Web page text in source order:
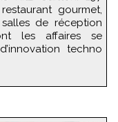
gourmet,
de réception
les affaires se
techno